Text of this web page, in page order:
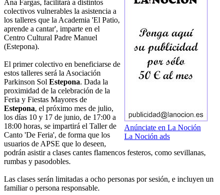
Anúnciate en La Noción
La Noción ads
Ana Fargas, facilitará a distintos
colectivos vulnerables la asistencia a
los talleres que la Academia 'El Patio,
aprende a cantar', imparte en el
Centro Cultural Padre Manuel
(Estepona).
El primer colectivo en beneficiarse de
estos talleres será la Asociación
Parkinson Sol Estepona. Dada la
proximidad de la celebración de la
Feria y Fiestas Mayores de
Estepona, el próximo mes de julio,
los días 10 y 17 de junio, de 17:00 a
18:00 horas, se impartirá el Taller de
Canto 'De Feria', de forma que los
usuarios de APSE que lo deseen,
podrán asistir a clases cantes flamencos festeros, como sevillanas,
rumbas y pasodobles.
Las clases serán limitadas a ocho personas por sesión, e incluyen un
familiar o persona responsable.